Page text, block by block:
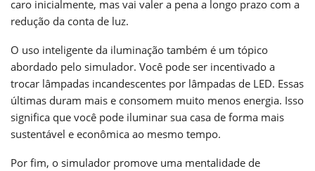
caro inicialmente, mas vai valer a pena a longo prazo com a
redução da conta de luz.
O uso inteligente da iluminação também é um tópico
abordado pelo simulador. Você pode ser incentivado a
trocar lâmpadas incandescentes por lâmpadas de LED. Essas
últimas duram mais e consomem muito menos energia. Isso
significa que você pode iluminar sua casa de forma mais
sustentável e econômica ao mesmo tempo.
Por fim, o simulador promove uma mentalidade de